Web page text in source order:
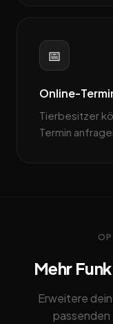
📅
Online-
Tierbesitzer
Termin
Mehr
Erweitere
passenden